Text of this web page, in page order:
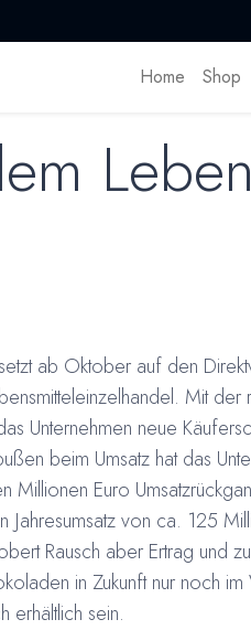
Home Shop
ab Oktober auf den
Mit der
Unternehmen neue
beim Umsatz hat das
Millionen Euro
Jahresumsatz von ca. 125
Rausch aber Ertrag und
in Zukunft nur noch im
erhältlich sein.